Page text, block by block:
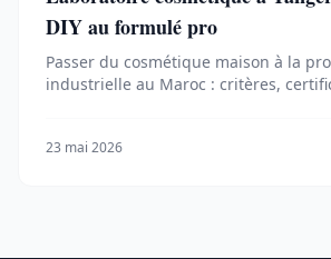
DIY au formulé pro
Passer du cosmétique maison à la
industrielle au Maroc : critères,
23 mai 2026